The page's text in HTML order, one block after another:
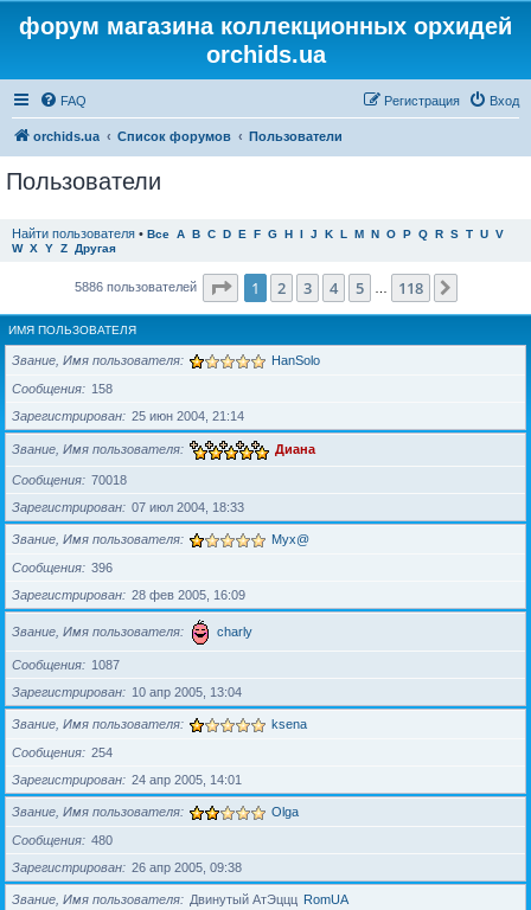
форум магазина коллекционных орхидей
orchids.ua
FAQ Вход
Регистрация
orchids.ua Список форумов Пользователи
Пользователи
Найти пользователя • Все A B C D E F G H I J K L M N O P Q R S T U V
W X Y Z Другая
5886 пользователей Страница из 118
1 2 3 4 5 118
ИМЯ ПОЛЬЗОВАТЕЛЯ
Звание, Имя пользователя HanSolo
Сообщения
158
Зарегистрирован
25 июн 2004, 21:14
Звание, Имя пользователя Диана
Сообщения
70018
Зарегистрирован
07 июл 2004, 18:33
Звание, Имя пользователя Myx@
Сообщения
396
Зарегистрирован
28 фев 2005, 16:09
Звание, Имя пользователя charly
Сообщения
1087
Зарегистрирован
10 апр 2005, 13:04
Звание, Имя пользователя ksena
Сообщения
254
Зарегистрирован
24 апр 2005, 14:01
Звание, Имя пользователя Olga
Сообщения
480
Зарегистрирован
26 апр 2005, 09:38
Звание, Имя пользователя Двинутый АтЭццц RomUA